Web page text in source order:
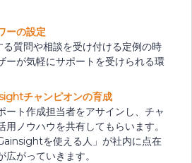
ーの設定
質問や相談を受け付ける定例の時
ーが気軽にサポートを受けられる環
チャンピオンの育成
ート作成担当者をアサインし、チャ
用ノウハウを共有してもらいます。
を使える人」が社内に点在
広がっていきます。